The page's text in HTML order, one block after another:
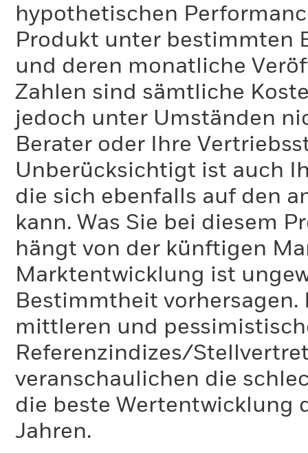
hypothetischen
Produkt unter bestimmten
und deren monatliche
Zahlen sind sämtliche
jedoch unter Umständen
Berater oder Ihre
Unberücksichtigt ist auch
die sich ebenfalls auf den
kann. Was Sie bei diesem
hängt von der künftigen
Marktentwicklung ist
Bestimmtheit
mittleren und
Referenzindizes/
veranschaulichen die
die beste Wertentwicklung
Jahren.